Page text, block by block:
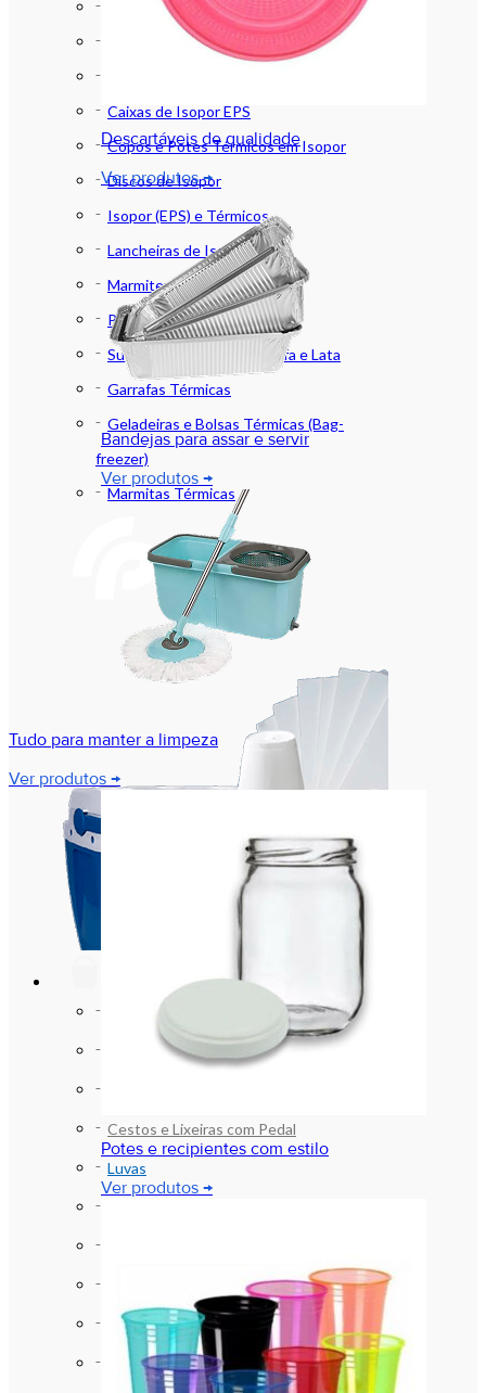
Marmitas Térmicas
Baldes de Isopor
Caixas de Isopor EPS
Copos e Potes Térmicos em Isopor
Discos de Isopor
Isopor (EPS) e Térmicos
Lancheiras de Isopor
Marmitex de Isopor
Placas de Isopor EPS
Suportes em Isopor Garrafa e Lata
Garrafas Térmicas
Geladeiras e Bolsas Térmicas (Bag-
freezer)
Marmitas Térmicas
LIMPEZA E ORGANIZAÇÃO
Aventáis , Máscaras , Toucas e afins
Bacias e Baldes
Cestos e Lixeiras com Pedal
Luvas
Produtos de Limpeza
Sabonetes e Assépticos (Alcool)
Sacos para Lixo
Descartáveis de qualidade
Ver produtos →
Bandejas para assar e servir
Ver produtos →
Tudo para manter a limpeza
Ver produtos →
Potes e recipientes com estilo
Ver produtos →